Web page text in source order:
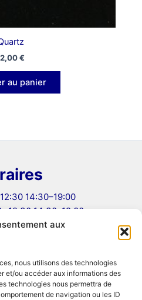
aux
nous utilisons des technologies
et/ou accéder aux informations des
technologies nous permettra de
de navigation ou les ID
€
au panier
14:30–19:00
-12:30 14:30–19:00
14:30–19:00
-12:30 14:30–19:00